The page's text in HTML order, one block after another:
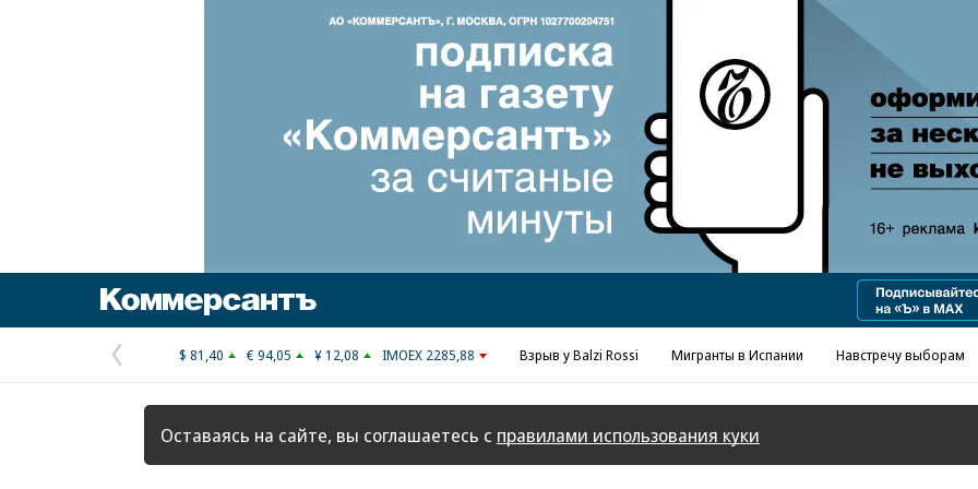
Реклама в «Ъ» www.kommersant.ru/ad
Предыдущая
страница
$ 81,40 € 94,05 ¥ 12,08 IMOEX 2285,88 Взрыв у Balzi Rossi Мигранты в Испании Навстречу выборам
Оставаясь на сайте, вы соглашаетесь с правилами использования куки